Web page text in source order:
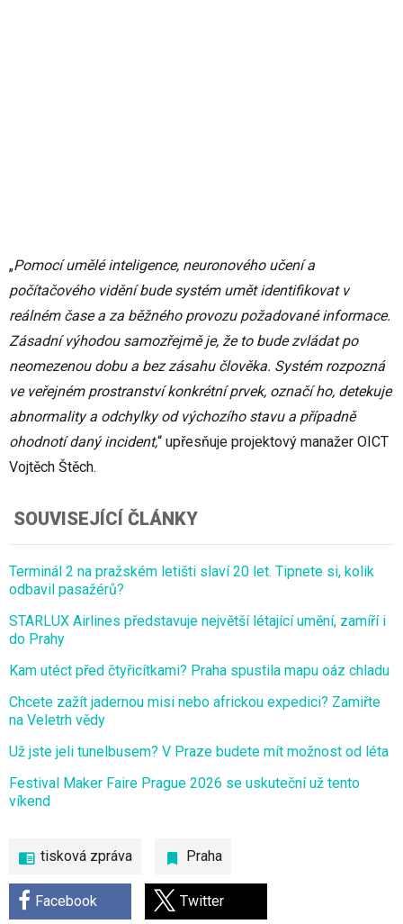
„Pomocí umělé inteligence, neuronového učení a
počítačového vidění bude systém umět identifikovat v
reálném čase a za běžného provozu požadované informace.
Zásadní výhodou samozřejmě je, že to bude zvládat po
neomezenou dobu a bez zásahu člověka. Systém rozpozná
ve veřejném prostranství konkrétní prvek, označí ho, detekuje
abnormality a odchylky od výchozího stavu a případně
ohodnotí daný incident,“ upřesňuje projektový manažer OICT
Vojtěch Štěch.
tisková zpráva Praha
Facebook Twitter
SOUVISEJÍCÍ ČLÁNKY
Terminál 2 na pražském letišti slaví 20 let. Tipnete si, kolik
odbavil pasažérů?
STARLUX Airlines představuje největší létající umění, zamíří i
do Prahy
Kam utéct před čtyřicítkami? Praha spustila mapu oáz chladu
Chcete zažít jadernou misi nebo africkou expedici? Zamiřte
na Veletrh vědy
Už jste jeli tunelbusem? V Praze budete mít možnost od léta
Festival Maker Faire Prague 2026 se uskuteční už tento
víkend